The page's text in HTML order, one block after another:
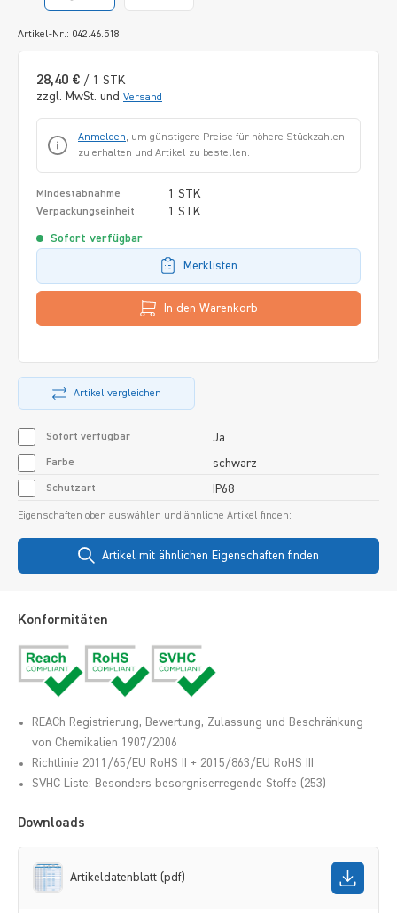
Artikel-Nr.: 042.46.518
28,40 € / 1 STK
zzgl. MwSt. und Versand
Anmelden, um günstigere Preise für höhere Stückzahlen
zu erhalten und Artikel zu bestellen.
Mindestabnahme 1 STK
Verpackungseinheit 1 STK
Sofort verfügbar
Merklisten
In den Warenkorb
Artikel vergleichen
Sofort verfügbar Ja
Farbe schwarz
Schutzart IP68
Eigenschaften oben auswählen und ähnliche Artikel finden:
Artikel mit ähnlichen Eigenschaften finden
Konformitäten
REACh Registrierung, Bewertung, Zulassung und Beschränkung
von Chemikalien 1907/2006
Richtlinie 2011/65/EU RoHS II + 2015/863/EU RoHS III
SVHC Liste: Besonders besorgniserregende Stoffe (253)
Downloads
Artikeldatenblatt (pdf)